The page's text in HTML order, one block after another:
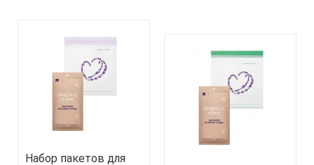
Набор пакетов для